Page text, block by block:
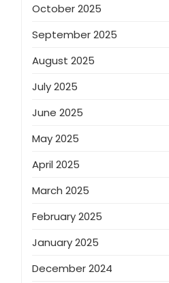
October 2025
September 2025
August 2025
July 2025
June 2025
May 2025
April 2025
March 2025
February 2025
January 2025
December 2024